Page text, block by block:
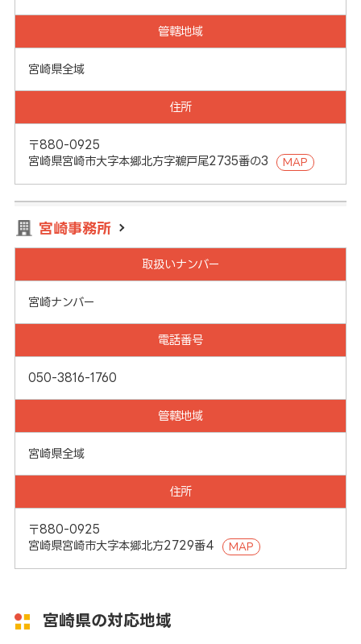
管轄地域
宮崎県全域
住所
〒880-0925
宮崎県宮崎市大字本郷北方字鵜戸尾2735番の3
MAP
宮崎事務所
取扱いナンバー
宮崎ナンバー
電話番号
050-3816-1760
管轄地域
宮崎県全域
住所
〒880-0925
宮崎県宮崎市大字本郷北方2729番4
MAP
宮崎県の対応地域